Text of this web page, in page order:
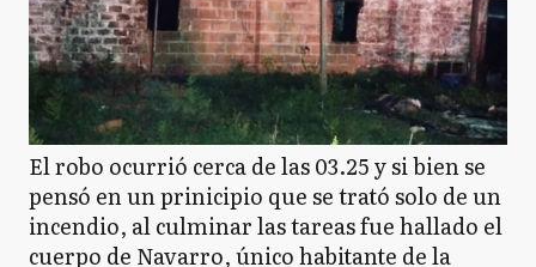
El robo ocurrió cerca de las 03.25 y si bien se
pensó en un prinicipio que se trató solo de un
incendio, al culminar las tareas fue hallado el
cuerpo de Navarro, único habitante de la